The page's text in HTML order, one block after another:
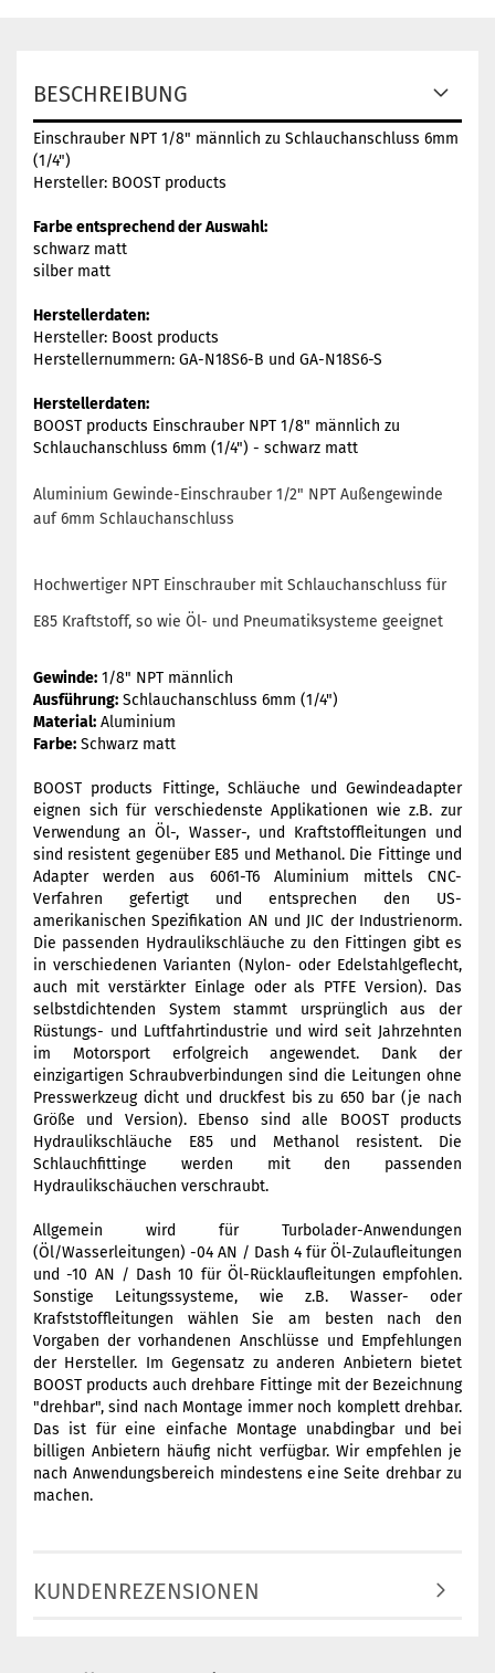
BESCHREIBUNG
Einschrauber NPT 1/8" männlich zu Schlauchanschluss 6mm
(1/4")
Hersteller: BOOST products
Farbe entsprechend der Auswahl:
schwarz matt
silber matt
Herstellerdaten:
Hersteller: Boost products
Herstellernummern: GA-N18S6-B und GA-N18S6-S
Herstellerdaten:
BOOST products Einschrauber NPT 1/8" männlich zu
Schlauchanschluss 6mm (1/4") - schwarz matt
Aluminium Gewinde-Einschrauber 1/2" NPT Außengewinde
auf 6mm Schlauchanschluss
Hochwertiger NPT Einschrauber mit Schlauchanschluss für
E85 Kraftstoff, so wie Öl- und Pneumatiksysteme geeignet
Gewinde: 1/8" NPT männlich
Ausführung: Schlauchanschluss 6mm (1/4")
Material: Aluminium
Farbe: Schwarz matt
BOOST products Fittinge, Schläuche und Gewindeadapter
eignen sich für verschiedenste Applikationen wie z.B. zur
Verwendung an Öl-, Wasser-, und Kraftstoffleitungen und
sind resistent gegenüber E85 und Methanol. Die Fittinge und
Adapter werden aus 6061-T6 Aluminium mittels CNC-
Verfahren gefertigt und entsprechen den US-
amerikanischen Spezifikation AN und JIC der Industrienorm.
Die passenden Hydraulikschläuche zu den Fittingen gibt es
in verschiedenen Varianten (Nylon- oder Edelstahlgeflecht,
auch mit verstärkter Einlage oder als PTFE Version). Das
selbstdichtenden System stammt ursprünglich aus der
Rüstungs- und Luftfahrtindustrie und wird seit Jahrzehnten
im Motorsport erfolgreich angewendet. Dank der
einzigartigen Schraubverbindungen sind die Leitungen ohne
Presswerkzeug dicht und druckfest bis zu 650 bar (je nach
Größe und Version). Ebenso sind alle BOOST products
Hydraulikschläuche E85 und Methanol resistent. Die
Schlauchfittinge werden mit den passenden
Hydraulikschäuchen verschraubt.
Allgemein wird für Turbolader-Anwendungen
(Öl/Wasserleitungen) -04 AN / Dash 4 für Öl-Zulaufleitungen
und -10 AN / Dash 10 für Öl-Rücklaufleitungen empfohlen.
Sonstige Leitungssysteme, wie z.B. Wasser- oder
Krafststoffleitungen wählen Sie am besten nach den
Vorgaben der vorhandenen Anschlüsse und Empfehlungen
der Hersteller. Im Gegensatz zu anderen Anbietern bietet
BOOST products auch drehbare Fittinge mit der Bezeichnung
"drehbar", sind nach Montage immer noch komplett drehbar.
Das ist für eine einfache Montage unabdingbar und bei
billigen Anbietern häufig nicht verfügbar. Wir empfehlen je
nach Anwendungsbereich mindestens eine Seite drehbar zu
machen.
KUNDENREZENSIONEN